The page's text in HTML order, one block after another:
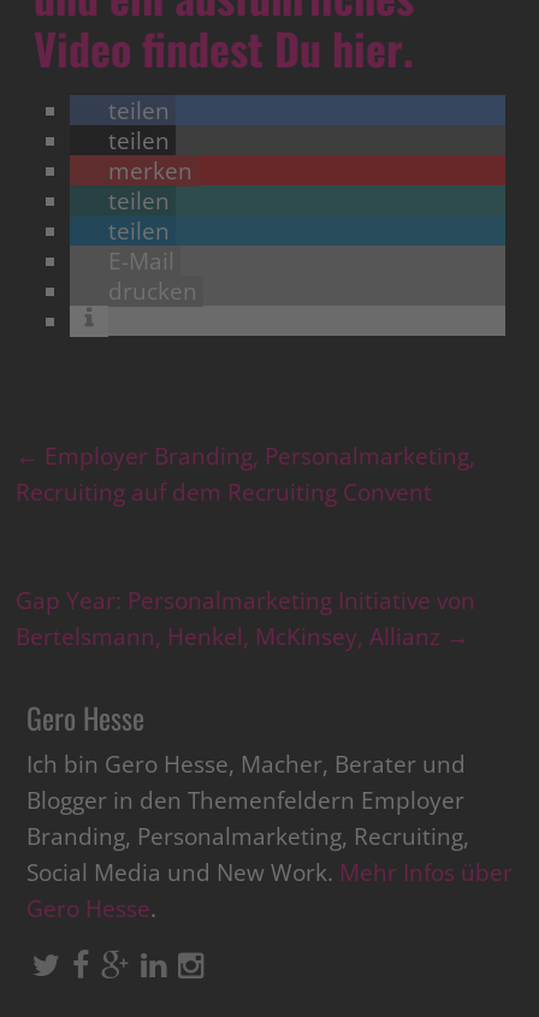
Video findest Du hier.
teilen
teilen
merken
teilen
teilen
E-Mail
drucken
← Employer Branding, Personalmarketing,
Recruiting auf dem Recruiting Convent
Gap Year: Personalmarketing Initiative von
Bertelsmann, Henkel, McKinsey, Allianz →
Gero Hesse
Ich bin Gero Hesse, Macher, Berater und
Blogger in den Themenfeldern Employer
Branding, Personalmarketing, Recruiting,
Social Media und New Work. Mehr Infos über
Gero Hesse.